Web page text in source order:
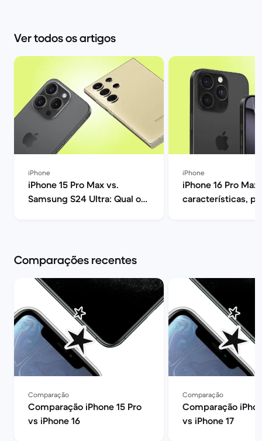
Ver todos os artigos
iPhone
iPhone 15 Pro Max vs.
Samsung S24 Ultra: Qual o
iPhone
iPhone 16 Pro Max:
características,
Comparações recentes
Comparação
Comparação iPhone 15 Pro
vs iPhone 16
Comparação
Comparação
vs iPhone 17